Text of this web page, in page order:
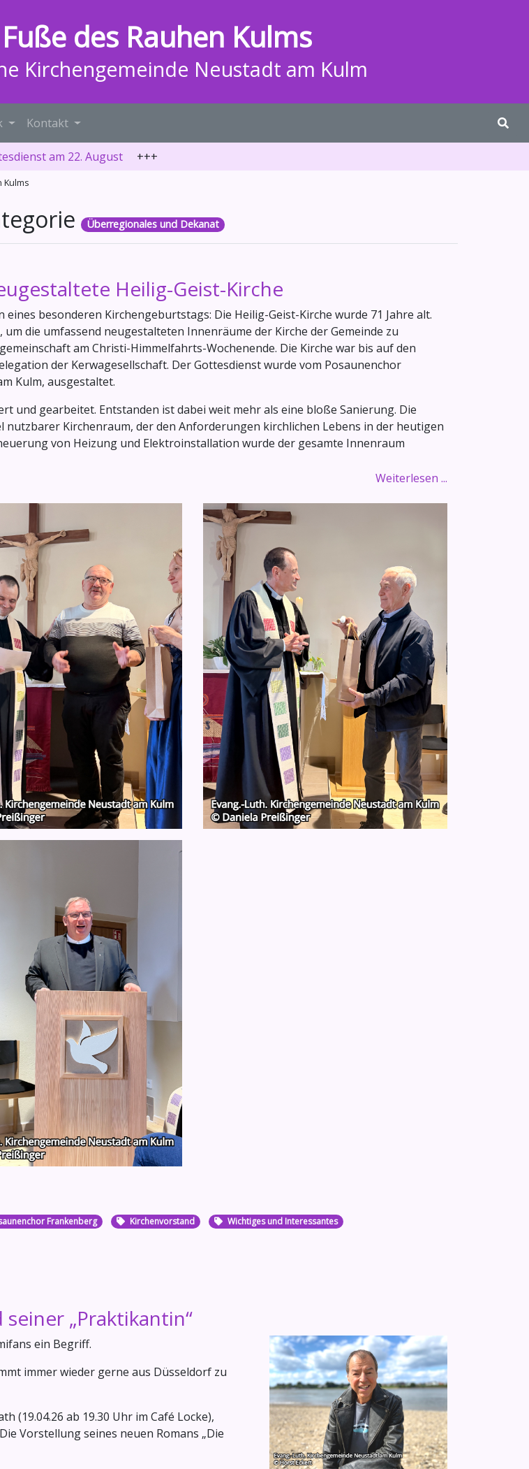
des Rauhen Kulms
Kirchengemeinde Neustadt am Kulm
Kontakt
am 22. August +++
Kulms
Überregionales und Dekanat
Heilig-Geist-Kirche
besonderen Kirchengeburtstags: Die Heilig-Geist-Kirche wurde 71 Jahre alt.
die umfassend neugestalteten Innenräume der Kirche der Gemeinde zu
am Christi-Himmelfahrts-Wochenende. Die Kirche war bis auf den
der Kerwagesellschaft. Der Gottesdienst wurde vom Posaunenchor
Kulm, ausgestaltet.
und gearbeitet. Entstanden ist dabei weit mehr als eine bloße Sanierung. Die
Kirchenraum, der den Anforderungen kirchlichen Lebens in der heutigen
von Heizung und Elektroinstallation wurde der gesamte Innenraum
Weiterlesen ...
Frankenberg Kirchenvorstand
Wichtiges und Interessantes
„Praktikantin“
ein Begriff.
immer wieder gerne aus Düsseldorf zu
(19.04.26 ab 19.30 Uhr im Café Locke),
Vorstellung seines neuen Romans „Die